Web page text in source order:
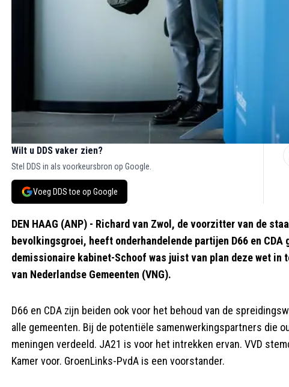
Wilt u DDS vaker zien?
Stel DDS in als voorkeursbron op Google.
Voeg DDS toe op Google
DEN HAAG (ANP) - Richard van Zwol, de voorzitter van de
bevolkingsgroei, heeft onderhandelende partijen D66 en
demissionaire kabinet-Schoof was juist van plan deze wet in
van Nederlandse Gemeenten (VNG).
D66 en CDA zijn beiden ook voor het behoud van de
alle gemeenten. Bij de potentiële samenwerkingspartners die
meningen verdeeld. JA21 is voor het intrekken ervan. VVD
Kamer voor. GroenLinks-PvdA is een voorstander.